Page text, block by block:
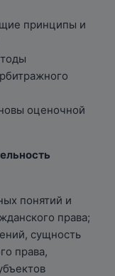
принципы и
оценочной
понятий и
права;
сущность
права,